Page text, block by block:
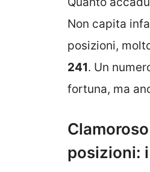
Non capita
posizioni,
241. Un
fortuna, ma
posizioni: